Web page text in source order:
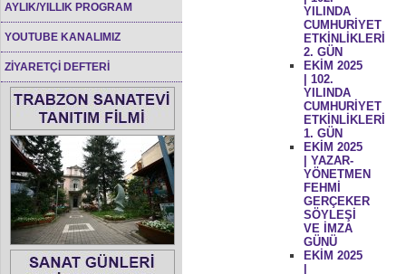
AYLIK/YILLIK PROGRAM
YOUTUBE KANALIMIZ
ZİYARETÇİ DEFTERİ
YILINDA
CUMHURİYET
ETKİNLİKLERİ
2. GÜN
EKİM 2025
| 102.
YILINDA
CUMHURİYET
ETKİNLİKLERİ
1. GÜN
EKİM 2025
| YAZAR-
YÖNETMEN
FEHMİ
GERÇEKER
SÖYLEŞİ
VE İMZA
GÜNÜ
EKİM 2025